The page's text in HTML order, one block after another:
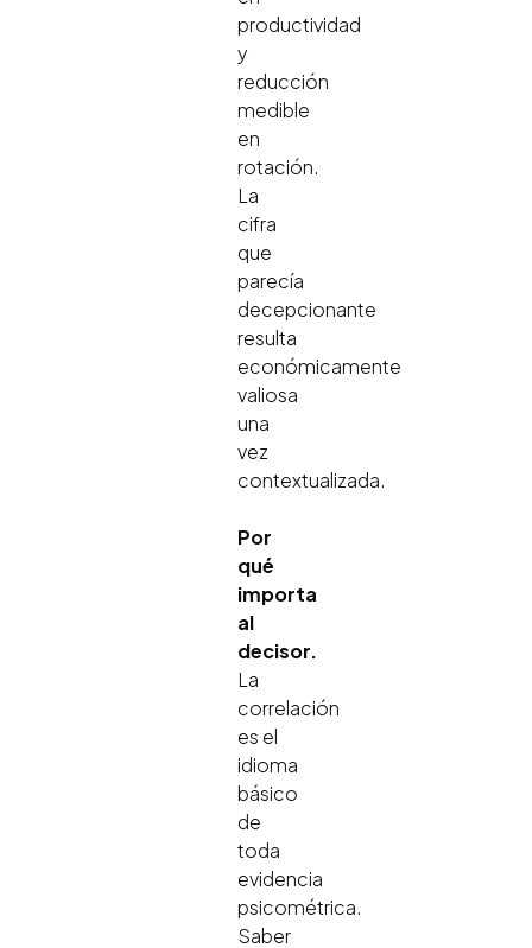
productividad
y
reducción
medible
en
rotación.
La
cifra
que
parecía
decepcionante
resulta
económicamente
valiosa
una
vez
contextualizada.
Por
qué
importa
al
decisor.
La
correlación
es el
idioma
básico
de
toda
evidencia
psicométrica.
Saber